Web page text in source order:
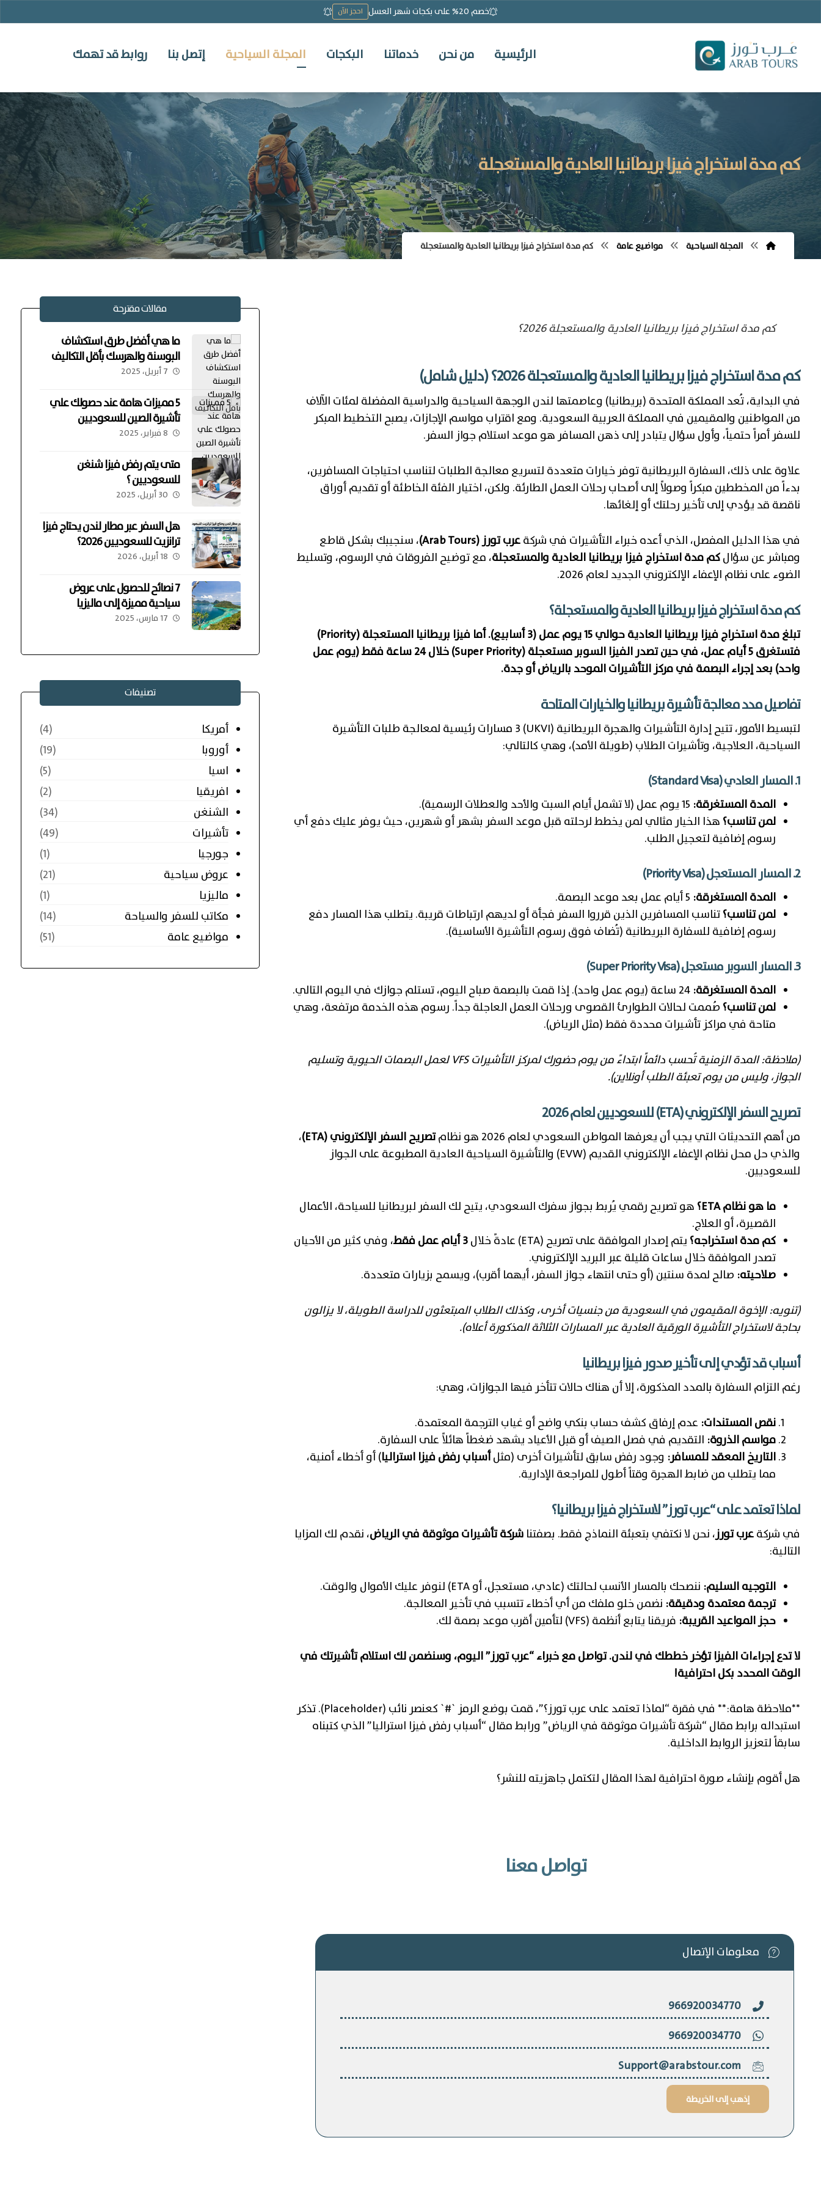
خصم 20% على بكجات شهر العسل احجز الآن
الرئيسية من نحن خدماتنا البكجات المجلة السياحية إتصل بنا روابط قد تهمك
كم مدة استخراج فيزا بريطانيا العادية والمستعجلة
المجلة السياحية مواضيع عامة كم مدة استخراج فيزا بريطانيا العادية والمستعجلة
كم مدة استخراج فيزا بريطانيا العادية والمستعجلة 2026؟
كم مدة استخراج فيزا بريطانيا العادية والمستعجلة 2026؟ (دليل شامل)
في البداية، تُعد المملكة المتحدة (بريطانيا) وعاصمتها لندن الوجهة السياحية والدراسية المفضلة لمئات الآلاف
من المواطنين والمقيمين في المملكة العربية السعودية. ومع اقتراب مواسم الإجازات، يصبح التخطيط المبكر
للسفر أمراً حتمياً، وأول سؤال يتبادر إلى ذهن المسافر هو موعد استلام جواز السفر.
علاوة على ذلك، السفارة البريطانية توفر خيارات متعددة لتسريع معالجة الطلبات لتناسب احتياجات المسافرين،
بدءاً من المخططين مبكراً وصولاً إلى أصحاب رحلات العمل الطارئة. ولكن، اختيار الفئة الخاطئة أو تقديم أوراق
ناقصة قد يؤدي إلى تأخير رحلتك أو إلغائها.
في هذا الدليل المفصل، الذي أعده خبراء التأشيرات في شركةعرب تورز (Arab Tours)
، سنجيبك بشكل قاطع
ومباشر عن سؤالكم مدة استخراج فيزا بريطانيا العادية والمستعجلة، مع توضيح الفروقات في الرسوم، وتسليط
الضوء على نظام الإعفاء الإلكتروني الجديد لعام 2026.
كم مدة استخراج فيزا بريطانيا العادية والمستعجلة؟
تبلغ مدة استخراج فيزا بريطانيا العادية حوالي 15 يوم عمل (3 أسابيع). أما فيزا بريطانيا المستعجلة (Priority)
فتستغرق 5 أيام عمل، في حين تصدر الفيزا السوبر مستعجلة (Super Priority) خلال 24 ساعة فقط (يوم عمل
واحد) بعد إجراء البصمة في مركز التأشيرات الموحد بالرياض أو جدة.
تفاصيل مدد معالجة تأشيرة بريطانيا والخيارات المتاحة
لتبسيط الأمور، تتيح إدارة التأشيرات والهجرة البريطانية (UKVI) 3 مسارات رئيسية لمعالجة طلبات التأشيرة
السياحية، العلاجية، وتأشيرات الطلاب (طويلة الأمد)، وهي كالتالي:
1. المسار العادي (Standard Visa)
المدة المستغرقة:
لمن تناسب؟ هذا الخيار مثالي لمن يخطط لرحلته قبل موعد السفر بشهر أو شهرين، حيث يوفر عليك دفع أي
رسوم إضافية لتعجيل الطلب.
2. المسار المستعجل (Priority Visa)
المدة المستغرقة:
لمن تناسب؟تناسب المسافرين الذين قرروا السفر فجأة أو لديهم ارتباطات قريبة. يتطلب هذا المسار دفع
رسوم إضافية للسفارة البريطانية (تُضاف فوق رسوم التأشيرة الأساسية).
3. المسار السوبر مستعجل (Super Priority Visa)
المدة المستغرقة:
لمن تناسب؟ صُممت لحالات الطوارئ القصوى ورحلات العمل العاجلة جداً. رسوم هذه الخدمة مرتفعة، وهي
متاحة في مراكز تأشيرات محددة فقط (مثل الرياض).
(ملاحظة: المدة الزمنية تُحسب دائماً ابتداءً من يوم حضورك لمركز التأشيرات VFS لعمل البصمات الحيوية وتسليم
الجواز، وليس من يوم تعبئة الطلب أونلاين).
تصريح السفر الإلكتروني (ETA) للسعوديين لعام 2026
من أهم التحديثات التي يجب أن يعرفها المواطن السعودي لعام 2026 هو نظام تصريح السفر الإلكتروني (ETA)
،
والذي حل محل نظام الإعفاء الإلكتروني القديم (EVW) والتأشيرة السياحية العادية المطبوعة على الجواز
للسعوديين.
ما هو نظام ETA؟
هو تصريح رقمي يُربط بجواز سفرك السعودي، يتيح لك السفر لبريطانيا للسياحة، الأعمال
القصيرة، أو العلاج.
كم مدة استخراجه؟ يتم إصدار الموافقة على تصريح (ETA) عادةً خلال 3 أيام عمل فقط
، وفي كثير من الأحيان
تصدر الموافقة خلال ساعات قليلة عبر البريد الإلكتروني.
صلاحيته: صالح لمدة سنتين (أو حتى انتهاء جواز السفر، أيهما أقرب)، ويسمح بزيارات متعددة.
(تنويه: الإخوة المقيمون في السعودية من جنسيات أخرى، وكذلك الطلاب المبتعثون للدراسة الطويلة، لا يزالون
بحاجة لاستخراج التأشيرة الورقية العادية عبر المسارات الثلاثة المذكورة أعلاه).
أسباب قد تؤدي إلى تأخير صدور فيزا بريطانيا
رغم التزام السفارة بالمدد المذكورة، إلا أن هناك حالات تتأخر فيها الجوازات، وهي:
نقص المستندات: عدم إرفاق كشف حساب بنكي واضح أو غياب الترجمة المعتمدة.
مواسم الذروة: التقديم في فصل الصيف أو قبل الأعياد يشهد ضغطاً هائلاً على السفارة.
التاريخ المعقد للمسافر: وجود رفض سابق لتأشيرات أخرى (مثلأسباب رفض فيزا استراليا) أو أخطاء أمنية،
مما يتطلب من ضابط الهجرة وقتاً أطول للمراجعة الإدارية.
لماذا تعتمد على “عرب تورز” لاستخراج فيزا بريطانيا؟
في شركةعرب تورز، نحن لا نكتفي بتعبئة النماذج فقط. بصفتنا شركة تأشيرات موثوقة في الرياض، نقدم لك المزايا
التالية:
التوجيه السليم: ننصحك بالمسار الأنسب لحالتك (عادي، مستعجل، أو ETA) لنوفر عليك الأموال والوقت.
ترجمة معتمدة ودقيقة: نضمن خلو ملفك من أي أخطاء تتسبب في تأخير المعالجة.
حجز المواعيد القريبة: فريقنا يتابع أنظمة (VFS) لتأمين أقرب موعد بصمة لك.
لا تدع إجراءات الفيزا تؤخر خططك في لندن. تواصل مع خبراء “عرب تورز” اليوم، وسنضمن لك استلام تأشيرتك في
الوقت المحدد بكل احترافية!
**ملاحظة هامة:** في فقرة “لماذا تعتمد على عرب تورز؟”، قمت بوضع الرمز `#` كعنصر نائب (Placeholder). تذكر
استبداله برابط مقال “شركة تأشيرات موثوقة في الرياض” ورابط مقال “أسباب رفض فيزا استراليا” الذي كتبناه
سابقاً لتعزيز الروابط الداخلية.
هل أقوم بإنشاء صورة احترافية لهذا المقال لتكتمل جاهزيته للنشر؟
تواصل معنا
معلومات الإتصال
966920034770
966920034770
Support@arabstour.com
إذهب إلى الخريطة
مقالات مقترحة
ما هي أفضل طرق استكشاف
البوسنة والهرسك بأقل التكاليف
7 أبريل، 2025
5 مميزات هامة عند حصولك علي
تأشيرة الصين للسعوديين
8 فبراير، 2025
متى يتم رفض فيزا شنغن
للسعوديين ؟
30 أبريل، 2025
هل السفر عبر مطار لندن يحتاج فيزا
ترانزيت للسعوديين 2026؟
18 أبريل، 2026
7 نصائح للحصول على عروض
سياحية مميزة إلى ماليزيا
17 مارس، 2025
تصنيفات
أمريكا
(4)
أوروبا
(19)
اسيا
(5)
افريقيا
(2)
الشنغن
(34)
تأشيرات
(49)
جورجيا
(1)
عروض سياحية
(21)
ماليزيا
(1)
مكاتب للسفر والسياحة
(14)
مواضيع عامة
(51)